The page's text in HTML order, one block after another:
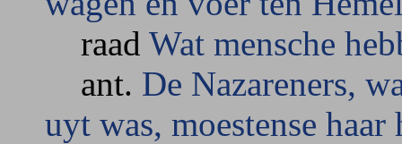
raad Wat mensche
ant. De Nazareners,
uyt was, moestense